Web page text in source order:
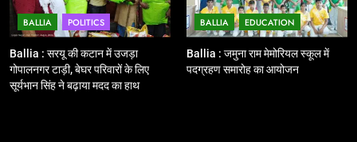
लेकर पुलिस ने किया रूट मार्च
BALLIA NATIONAL
14
BALLIA POLITICS
Ballia : सरयू की कटान में उजड़ा
गोपालनगर टाड़ी, बेघर परिवारों के लिए
सूर्यभान सिंह ने बढ़ाया मदद का हाथ
BALLIA EDUCATION
Ballia : जमुना राम मेमोरियल स्कूल में
पदग्रहण समारोह का आयोजन